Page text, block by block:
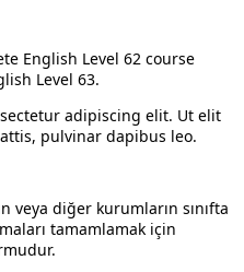
English Level 62 course
Level 63.
adipiscing elit. Ut elit
pulvinar dapibus leo.
veya diğer kurumların sınıfta
tamamlamak için